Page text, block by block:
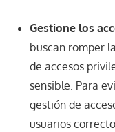
Gestione los
buscan romper
de accesos
sensible. Para
gestión de
usuarios